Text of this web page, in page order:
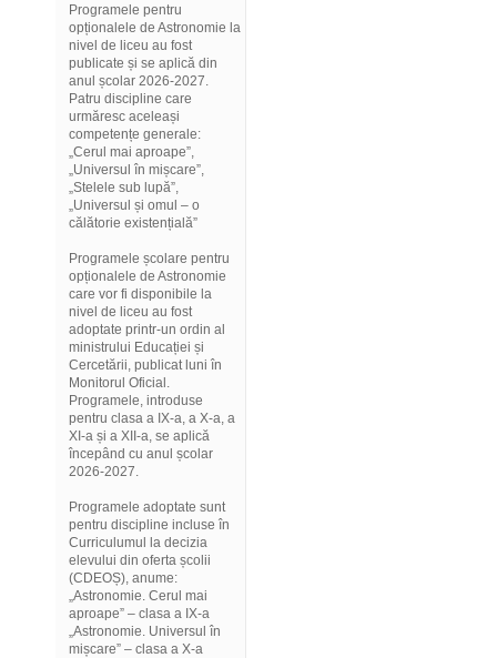
Programele pentru
opționalele de Astronomie la
nivel de liceu au fost
publicate și se aplică din
anul școlar 2026-2027.
Patru discipline care
urmăresc aceleași
competențe generale:
„Cerul mai aproape”,
„Universul în mișcare”,
„Stelele sub lupă”,
„Universul și omul – o
călătorie existențială”
Programele școlare pentru
opționalele de Astronomie
care vor fi disponibile la
nivel de liceu au fost
adoptate printr-un ordin al
ministrului Educației și
Cercetării, publicat luni în
Monitorul Oficial.
Programele, introduse
pentru clasa a IX-a, a X-a, a
XI-a și a XII-a, se aplică
începând cu anul școlar
2026-2027.
Programele adoptate sunt
pentru discipline incluse în
Curriculumul la decizia
elevului din oferta școlii
(CDEOȘ), anume:
„Astronomie. Cerul mai
aproape” – clasa a IX-a
„Astronomie. Universul în
mișcare” – clasa a X-a